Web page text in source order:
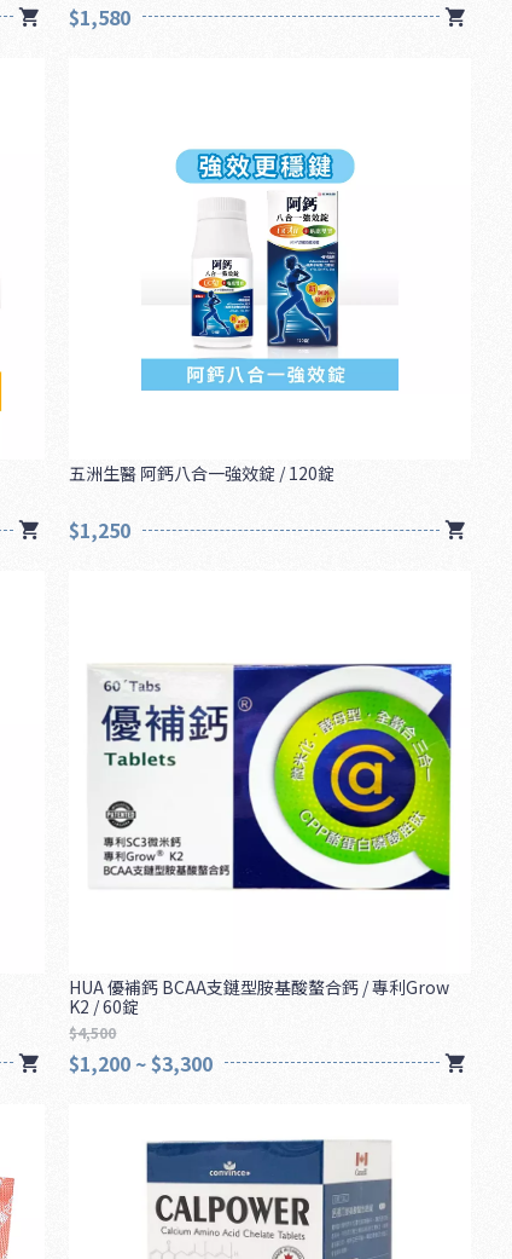
$1,580
五洲生醫 阿鈣八合一強效錠 / 120錠
$1,250
HUA 優補鈣 BCAA支鏈型胺基酸螯合鈣 / 專利Grow
K2 / 60錠
$4,500
$1,200 ~ $3,300